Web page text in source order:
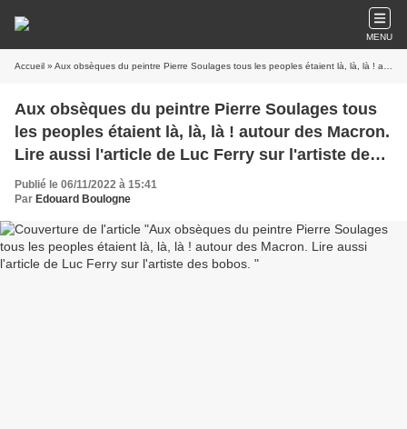
MENU
Accueil » Aux obsèques du peintre Pierre Soulages tous les peoples étaient là, là, là ! autour des Macron. Lire aussi l'article de Luc Ferry sur l'artiste des bobos.
Aux obsèques du peintre Pierre Soulages tous
les peoples étaient là, là, là ! autour des Macron.
Lire aussi l'article de Luc Ferry sur l'artiste des
bobos.
Publié le 06/11/2022 à 15:41
Par Edouard Boulogne